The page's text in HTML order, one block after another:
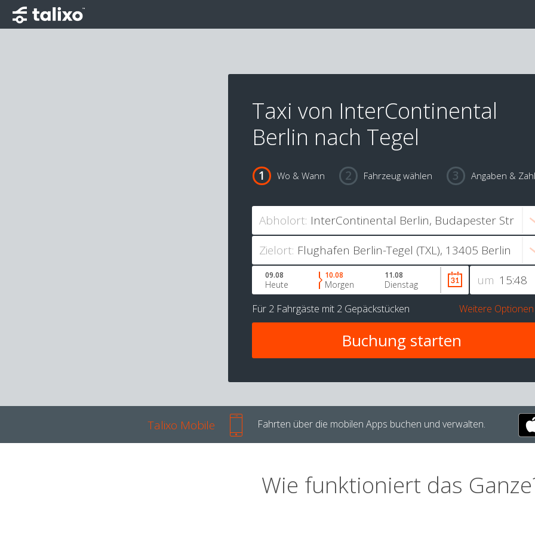
Taxi von InterContinental
Berlin nach Tegel
Wo & Wann Fahrzeug wählen Angaben &
Abholort:
Zielort:
um
09.08
Heute
10.08
Morgen
11.08
Dienstag
Für 2 Fahrgäste mit 2 Gepäckstücken Weitere Optionen
Talixo Mobile Fahrten über die mobilen Apps buchen und verwalten.
Wie funktioniert das